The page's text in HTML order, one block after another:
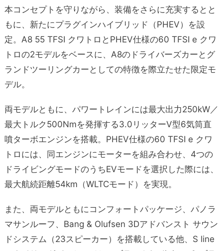
本コンセプトを守りながら、装備をさらに充実するとと
もに、新たにプラグインハイブリッド（PHEV）を設
定。A8 55 TFSI クワトロとPHEV仕様の60 TFSI e クワ
トロの2モデルをベースに、A8のドライバーズカーとグ
ランドツーリングカーとしての特徴を際立たせた限定モ
デル。
両モデルともに、パワートレインには最大出力250kW／
最大トルク500Nmを発揮する3.0リッターV型6気筒直
噴ターボエンジンを搭載。PHEV仕様の60 TFSI e クワ
トロには、同エンジンにモーターを組み合わせ、4つの
ドライビングモードのうちEVモードを選択した際には、
最大航続距離54km（WLTCモード）を実現。
また、両モデルともにコンフォートパッケージ、パノラ
マサンルーフ、Bang & Olufsen 3Dアドバンスト サウン
ドシステム（23スピーカー）を搭載している他、S line